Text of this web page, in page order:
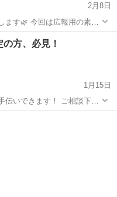
2月8日
す🌿 ​今回は広報用の素材
別に**【完全無料】**での施
越し シュガー
方、必見！
1月15日
伝いできます！ ご相談下さ